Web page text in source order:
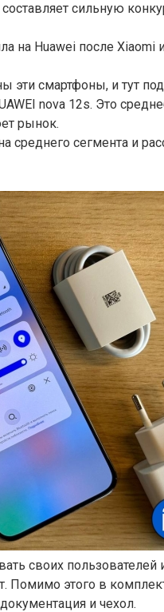
сильную
Huawei после Xiaomi и
эти смартфоны, и тут
nova 12s. Это
рынок.
среднего сегмента и
своих пользователей
Помимо этого в
и чехол.